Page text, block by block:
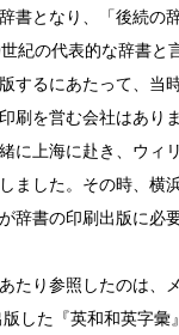
書となり、「後続の
紀の代表的な辞書と
するにあたって、当
刷を営む会社はあり
に上海に赴き、ウィ
ました。その時、横
辞書の印刷出版に必
たり参照したのは、
した『英和和英字彙